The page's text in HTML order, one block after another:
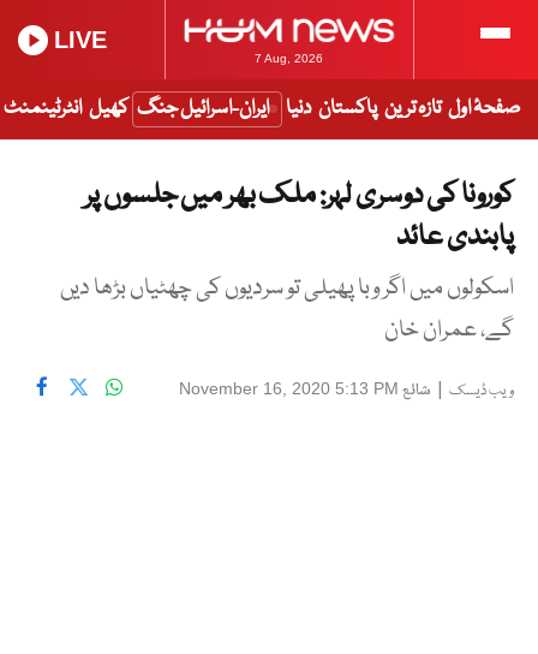
7 Aug, 2026
LIVE
صفحۂ اول تازہ ترین پاکستان دنیا ایران-اسرائیل جنگ کھیل انٹرٹینمنٹ
کورونا کی دوسری لہر: ملک بھر میں جلسوں پر
پابندی عائد
اسکولوں میں اگر وبا پھیلی تو سردیوں کی چھٹیاں بڑھا دیں
گے، عمران خان
ویب ڈیسک | شائع November 16, 2020 5:13 PM